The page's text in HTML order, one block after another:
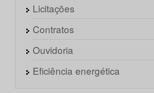
Licitações
Contratos
Ouvidoria
Eficiência energética